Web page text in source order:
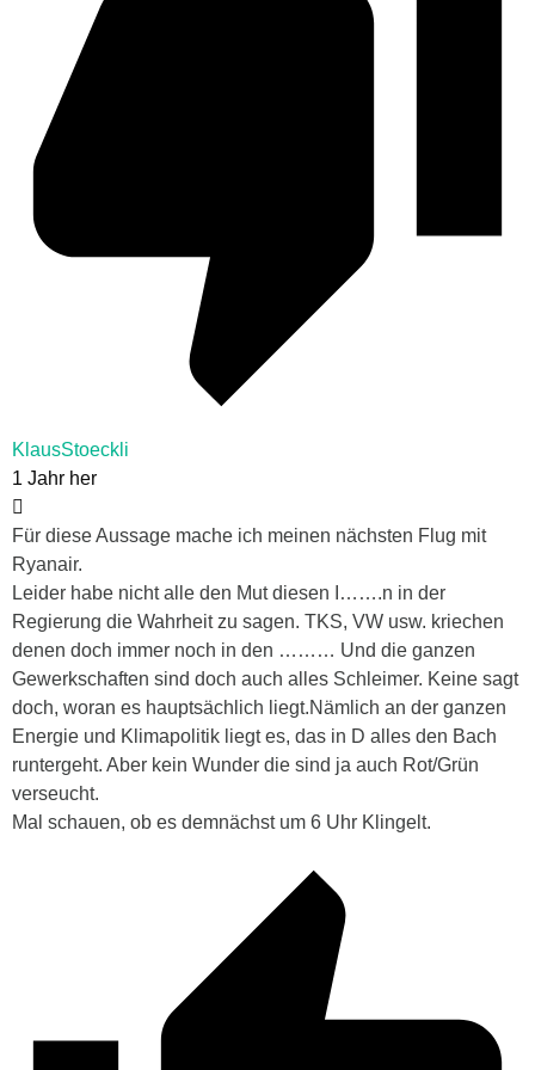
KlausStoeckli
1 Jahr her
Für diese Aussage mache ich meinen nächsten Flug mit
Ryanair.
Leider habe nicht alle den Mut diesen I…….n in der
Regierung die Wahrheit zu sagen. TKS, VW usw. kriechen
denen doch immer noch in den ……… Und die ganzen
Gewerkschaften sind doch auch alles Schleimer. Keine sagt
doch, woran es hauptsächlich liegt.Nämlich an der ganzen
Energie und Klimapolitik liegt es, das in D alles den Bach
runtergeht. Aber kein Wunder die sind ja auch Rot/Grün
verseucht.
Mal schauen, ob es demnächst um 6 Uhr Klingelt.